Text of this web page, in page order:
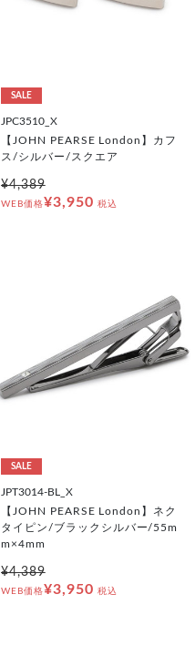
SALE
JPC3510_X
【JOHN PEARSE London】カフ
ス/シルバー/スクエア
¥4,389
WEB価格¥3,950 税込
SALE
JPT3014-BL_X
【JOHN PEARSE London】ネク
タイピン/ブラックシルバー/55m
m×4mm
¥4,389
WEB価格¥3,950 税込